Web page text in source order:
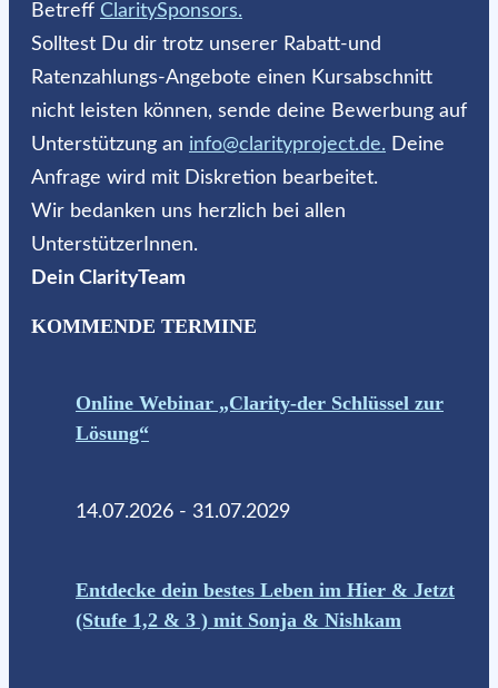
Betreff ClaritySponsors.
Solltest Du dir trotz unserer Rabatt-und
Ratenzahlungs-Angebote einen Kursabschnitt
nicht leisten können, sende deine Bewerbung auf
Unterstützung an info@clarityproject.de. Deine
Anfrage wird mit Diskretion bearbeitet.
Wir bedanken uns herzlich bei allen
UnterstützerInnen.
Dein ClarityTeam
KOMMENDE TERMINE
Online Webinar „Clarity-der Schlüssel zur
Lösung“
14.07.2026 - 31.07.2029
Entdecke dein bestes Leben im Hier & Jetzt
(Stufe 1,2 & 3 ) mit Sonja & Nishkam